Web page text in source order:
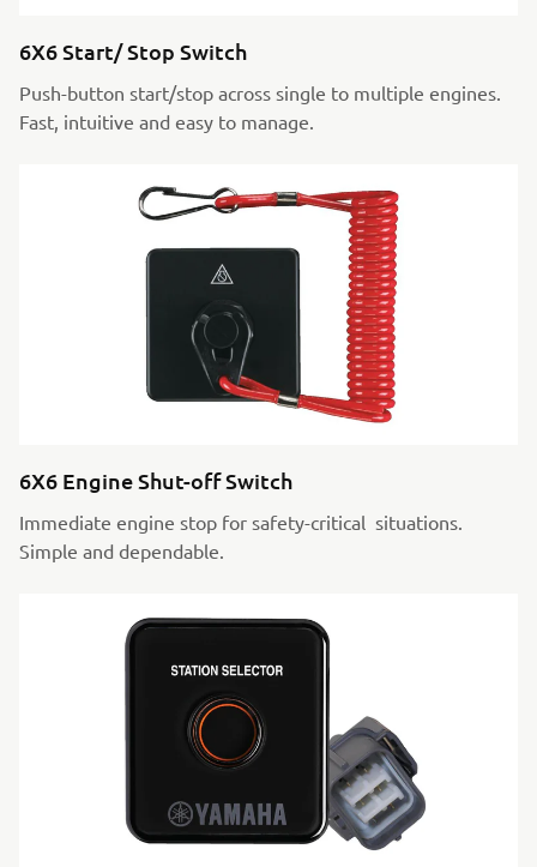
6X6 Start/ Stop Switch
Push-button start/stop across single to multiple engines.
Fast, intuitive and easy to manage.
6X6 Engine Shut-off Switch
Immediate engine stop for safety-critical situations.
Simple and dependable.